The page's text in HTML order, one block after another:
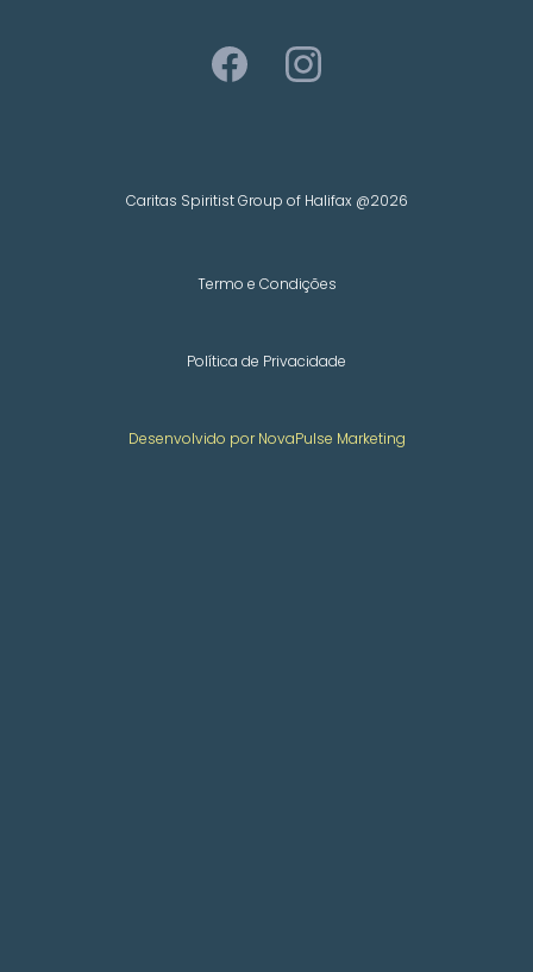
Caritas Spiritist Group of Halifax @2026
Termo e Condições
Política de Privacidade
Desenvolvido por NovaPulse Marketing